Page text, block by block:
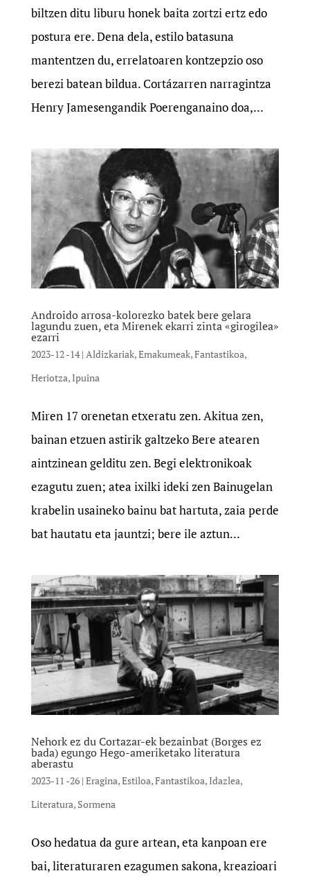
biltzen ditu liburu honek baita zortzi ertz edo
postura ere. Dena dela, estilo batasuna
mantentzen du, errelatoaren kontzepzio oso
berezi batean bildua. Cortázarren narragintza
Henry Jamesengandik Poerenganaino doa,...
Androido arrosa-kolorezko batek bere gelara
lagundu zuen, eta Mirenek ekarri zinta «girogilea»
ezarri
2023-12 -14| Aldizkariak,Emakumeak,Fantastikoa,
Heriotza,Ipuina
Miren 17 orenetan etxeratu zen. Akitua zen,
bainan etzuen astirik galtzeko Bere atearen
aintzinean gelditu zen. Begi elektronikoak
ezagutu zuen; atea ixilki ideki zen Bainugelan
krabelin usaineko bainu bat hartuta, zaia perde
bat hautatu eta jauntzi; bere ile aztun...
Nehork ez du Cortazar-ek bezainbat (Borges ez
bada) egungo Hego-ameriketako literatura
aberastu
2023-11 -26| Eragina,Estiloa,Fantastikoa,Idazlea,
Literatura, Sormena
Oso hedatua da gure artean, eta kanpoan ere
bai, literaturaren ezagumen sakona, kreazioari